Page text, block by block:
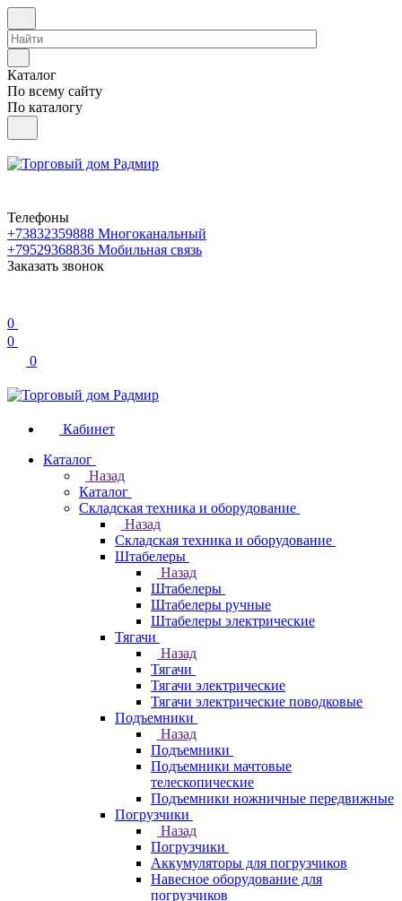
Каталог
По всему сайту
По каталогу
Телефоны
+73832359888 Многоканальный
+79529368836 Мобильная связь
Заказать звонок
0
0
0
Кабинет
Каталог
Назад
Каталог
Складская техника и оборудование
Назад
Складская техника и оборудование
Штабелеры
Назад
Штабелеры
Штабелеры ручные
Штабелеры электрические
Тягачи
Назад
Тягачи
Тягачи электрические
Тягачи электрические поводковые
Подъемники
Назад
Подъемники
Подъемники мачтовые
телескопические
Подъемники ножничные передвижные
Погрузчики
Назад
Погрузчики
Аккумуляторы для погрузчиков
Навесное оборудование для
погрузчиков